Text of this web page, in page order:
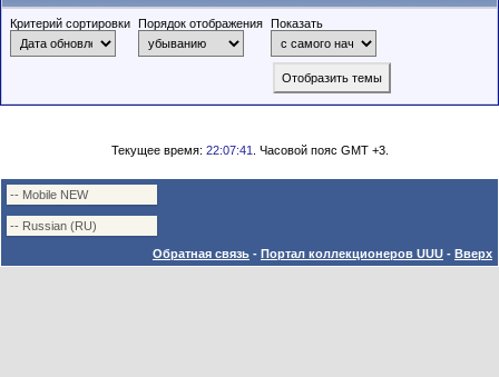
Критерий сортировки Порядок отображения Показать
Текущее время: 22:07:41 . Часовой пояс GMT +3.
Обратная связь - Портал коллекционеров UUU - Вверх